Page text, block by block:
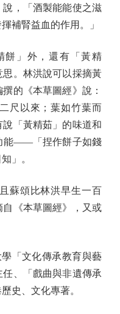
，「酒製能能使之滋
補腎益血的作用。」
」外，還有「黃精
。林洪說可以採摘黃
的《本草圖經》說：
尺以來；葉如竹葉而
「黃精茹」的味道和
能——「捏作餅子如錢
」。
頌比林洪早生一百
《本草圖經》，又或
「文化傳承教育與藝
、「戲曲與非遺傳承
史、文化專著。